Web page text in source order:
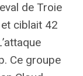
de Troie
ciblait 42
Ce groupe